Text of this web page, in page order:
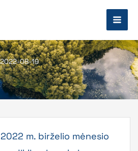
08-19
m. birželio mėnesio